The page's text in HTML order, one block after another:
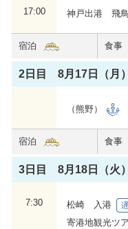
心からくつろいで
飛
17:00 神戸出港 飛
宿泊 食事
2日目 8月17日（月）
（熊野）
宿泊 食事
3日目 8月18日（火）
7:30
松崎 入港
寄港地観光ツ